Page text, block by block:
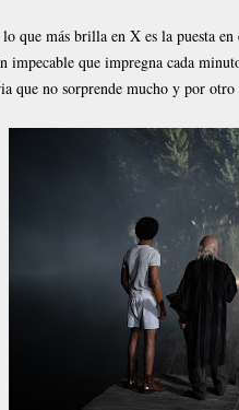
que más brilla en X es la puesta
impecable que impregna cada
que no sorprende mucho y por